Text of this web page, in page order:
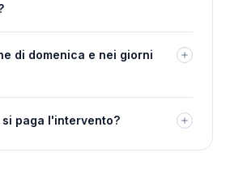
di domenica e nei giorni
si paga l'intervento?